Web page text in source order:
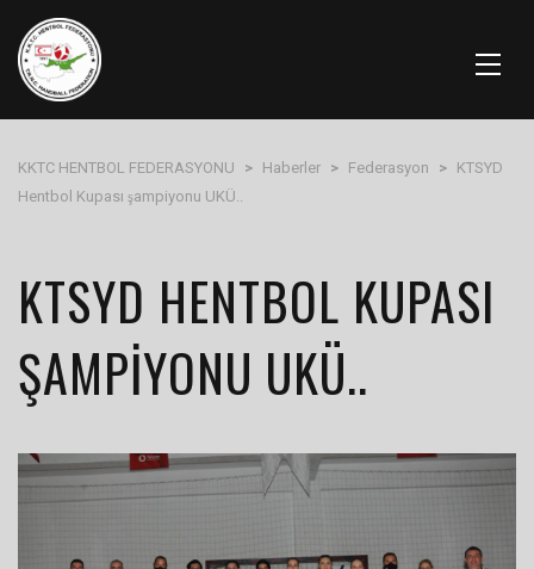
KKTC HENTBOL FEDERASYONU > Haberler > Federasyon > KTSYD
Hentbol Kupası şampiyonu UKÜ..
KTSYD HENTBOL KUPASI
ŞAMPIYONU UKÜ..